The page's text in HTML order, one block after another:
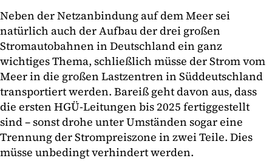
Neben der Netzanbindung auf dem Meer sei
natürlich auch der Aufbau der drei großen
Stromautobahnen in Deutschland ein ganz
wichtiges Thema, schließlich müsse der Strom vom
Meer in die großen Lastzentren in Süddeutschland
transportiert werden. Bareiß geht davon aus, dass
die ersten HGÜ-Leitungen bis 2025 fertiggestellt
sind – sonst drohe unter Umständen sogar eine
Trennung der Strompreiszone in zwei Teile. Dies
müsse unbedingt verhindert werden.